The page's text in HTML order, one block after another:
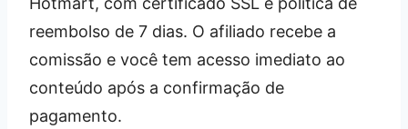
reembolso de 7 dias. O afiliado recebe a
comissão e você tem acesso imediato ao
conteúdo após a confirmação de
pagamento.